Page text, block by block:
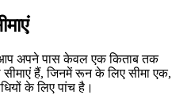
अपने पास केवल एक किताब तक
सीमाएं हैं, जिनमें रून के लिए सीमा एक,
के लिए पांच है।